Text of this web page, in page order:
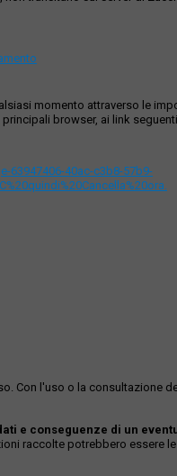
momento attraverso le
browser, ai link
40ac-c3b8-57b9-
Con l'uso o la
e conseguenze di un
raccolte potrebbero essere